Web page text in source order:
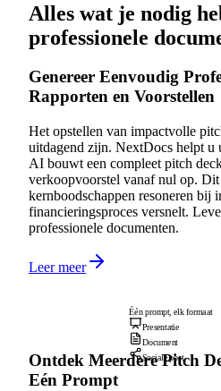
Alles wat je nodig
professionele
Genereer Eenvoudig
Rapporten en Voorstellen
Het opstellen van impactvolle
uitdagend zijn. NextDocs helpt u
AI bouwt een compleet pitch
verkoopvoorstel vanaf nul op.
kernboodschappen resoneren bij
financieringsproces versnelt.
professionele documenten.
Leer meer
Één prompt, elk formaat
Presentatie
Document
Sociale post
Ontdek Meerdere Pitch
Eén Prompt